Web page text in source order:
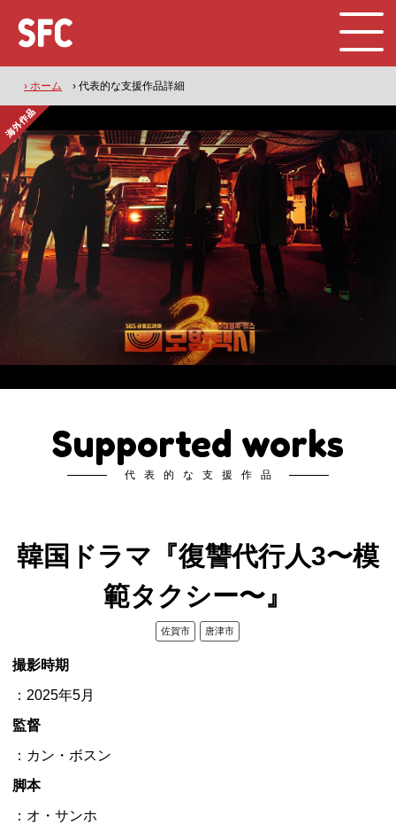
› ホーム › 代表的な支援作品詳細
Supported works
代表的な支援作品
韓国ドラマ『復讐代行人3〜模
範タクシー〜』
佐賀市 唐津市
撮影時期
：2025年5月
監督
：カン・ボスン
脚本
：オ・サンホ